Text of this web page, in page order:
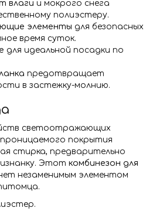
влаги и мокрого снега
полиэстеру.
элементы для безопасных
время суток.
для идеальной посадки по
предотвращает
в застежку-молнию.
светоотражающих
покрытия
стирка, предварительно
Этот комбинезон для
незаменимым элементом